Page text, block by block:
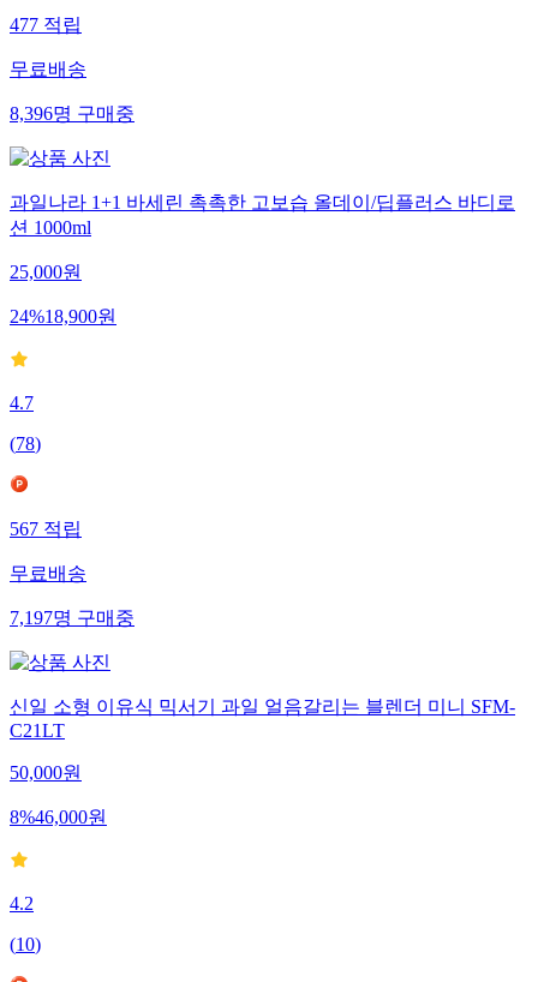
477적립
무료배송
8,396명구매중
과일나라 1+1 바세린 촉촉한 고보습 올데이/딥플러스 바디로
션 1000ml
25,000원
24%18,900원
4.7
(78)
567적립
무료배송
7,197명구매중
신일 소형 이유식 믹서기 과일 얼음갈리는 블렌더 미니 SFM-
C21LT
50,000원
8%46,000원
4.2
(10)